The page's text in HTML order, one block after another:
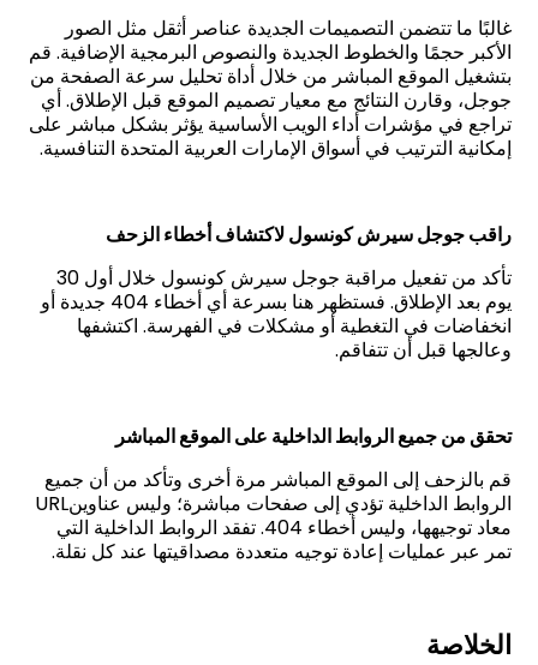
غالبًا ما تتضمن التصميمات الجديدة عناصر أثقل مثل الصور
الأكبر حجمًا والخطوط الجديدة والنصوص البرمجية الإضافية. قم
بتشغيل الموقع المباشر من خلال أداة تحليل سرعة الصفحة من
جوجل، وقارن النتائج مع معيار تصميم الموقع قبل الإطلاق. أي
تراجع في مؤشرات أداء الويب الأساسية يؤثر بشكل مباشر على
إمكانية الترتيب في أسواق الإمارات العربية المتحدة التنافسية.
راقب جوجل سيرش كونسوللاكتشاف أخطاء الزحف
تأكد من تفعيل مراقبة جوجل سيرش كونسول خلال أول 30
يوم بعد الإطلاق. فستظهر هنا بسرعة أي أخطاء 404 جديدة أو
انخفاضات في التغطية أو مشكلات في الفهرسة. اكتشفها
وعالجها قبل أن تتفاقم.
تحقق من جميع الروابط الداخلية على الموقع المباشر
قم بالزحف إلى الموقع المباشر مرة أخرى وتأكد من أن جميع
الروابط الداخلية تؤدي إلى صفحات مباشرة؛ وليس عناوينURL
معاد توجيهها، وليس أخطاء 404. تفقد الروابط الداخلية التي
تمر عبر عمليات إعادة توجيه متعددة مصداقيتها عند كل نقلة.
الخلاصة